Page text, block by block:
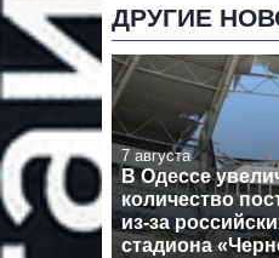
ДРУГИЕ
7 августа
В Одессе
количество
из-за
стадиона